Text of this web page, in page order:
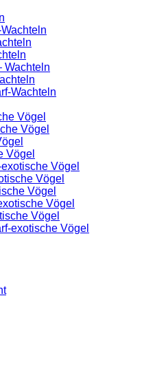
Wachteln
Wachteln
Vögel
Vögel
Vögel
Vögel
Vögel
Vögel
Vögel
Vögel
exotische Vögel